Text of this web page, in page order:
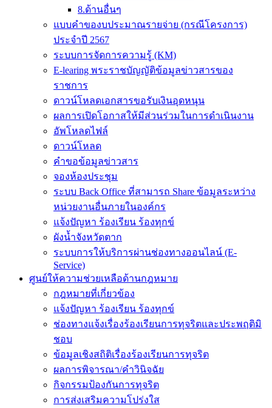
8.ด้านอื่นๆ
แบบคำของบประมาณรายจ่าย (กรณีโครงการ)
ประจำปี 2567
ระบบการจัดการความรู้ (KM)
E-learing พระราชบัญญัติข้อมูลข่าวสารของ
ราชการ
ดาวน์โหลดเอกสารขอรับเงินอุดหนุน
ผลการเปิดโอกาสให้มีส่วนร่วมในการดำเนินงาน
อัพโหลดไฟล์
ดาวน์โหลด
คำขอข้อมูลข่าวสาร
จองห้องประชุม
ระบบ Back Office ที่สามารถ Share ข้อมูลระหว่าง
หน่วยงานอื่นภายในองค์กร
แจ้งปัญหา ร้องเรียน ร้องทุกข์
ผังน้ำจังหวัดตาก
ระบบการให้บริการผ่านช่องทางออนไลน์ (E-
Service)
ศูนย์ให้ความช่วยเหลือด้านกฎหมาย
กฎหมายที่เกี่ยวข้อง
แจ้งปัญหา ร้องเรียน ร้องทุกข์
ช่องทางแจ้งเรื่องร้องเรียนการทุจริตและประพฤติมิ
ชอบ
ข้อมูลเชิงสถิติเรื่องร้องเรียนการทุจริต
ผลการพิจารณา/คำวินิจฉัย
กิจกรรมป้องกันการทุจริต
การส่งเสริมความโปร่งใส